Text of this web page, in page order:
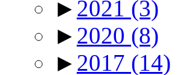
► 2021 (3)
► 2020 (8)
► 2017 (14)